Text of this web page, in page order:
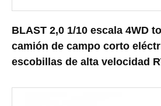
BLAST 2,0 1/10 escala 4WD
camión de campo corto
escobillas de alta velocidad